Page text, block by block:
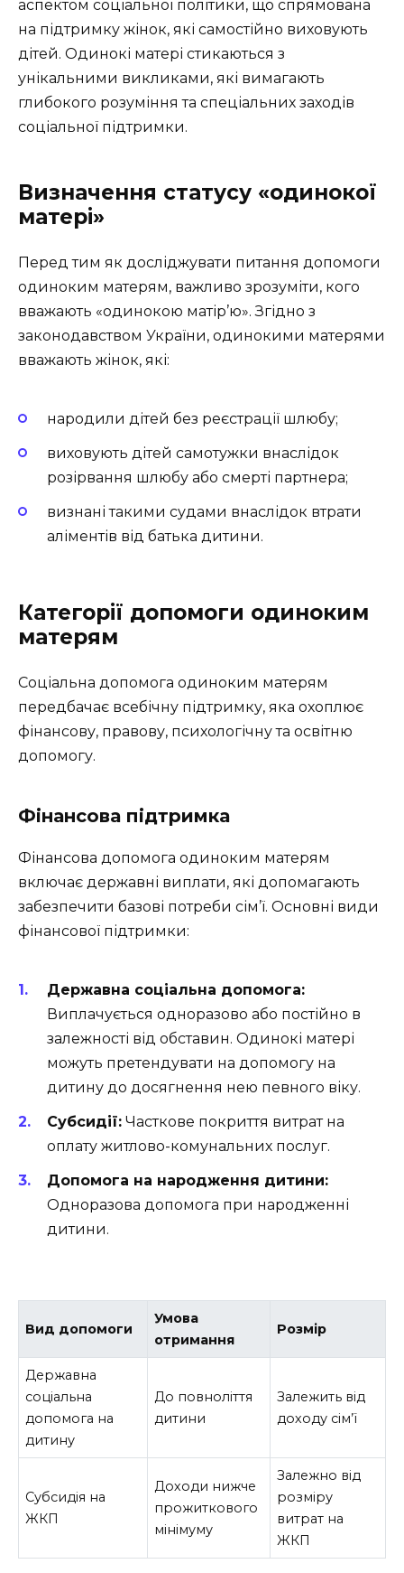
аспектом соціальної політики, що спрямована
на підтримку жінок, які самостійно виховують
дітей. Одинокі матері стикаються з
унікальними викликами, які вимагають
глибокого розуміння та спеціальних заходів
соціальної підтримки.
Визначення статусу «одинокої
матері»
Перед тим як досліджувати питання допомоги
одиноким матерям, важливо зрозуміти, кого
вважають «одинокою матір’ю». Згідно з
законодавством України, одинокими матерями
вважають жінок, які:
народили дітей без реєстрації шлюбу;
виховують дітей самотужки внаслідок
розірвання шлюбу або смерті партнера;
визнані такими судами внаслідок втрати
аліментів від батька дитини.
Категорії допомоги одиноким
матерям
Соціальна допомога одиноким матерям
передбачає всебічну підтримку, яка охоплює
фінансову, правову, психологічну та освітню
допомогу.
Фінансова підтримка
Фінансова допомога одиноким матерям
включає державні виплати, які допомагають
забезпечити базові потреби сім’ї. Основні види
фінансової підтримки:
Державна соціальна допомога:
Виплачується одноразово або постійно в
залежності від обставин. Одинокі матері
можуть претендувати на допомогу на
дитину до досягнення нею певного віку.
Субсидії: Часткове покриття витрат на
оплату житлово-комунальних послуг.
Допомога на народження дитини:
Одноразова допомога при народженні
дитини.
Вид допомоги
Умова
отримання
Розмір
Державна
соціальна
допомога на
дитину
До повноліття
дитини
Залежить від
доходу сім’ї
Субсидія на
ЖКП
Доходи нижче
прожиткового
мінімуму
Залежно від
розміру
витрат на
ЖКП